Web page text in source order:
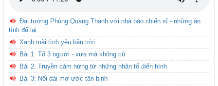
Đại tướng Phùng Quang Thanh với nhà báo chiến sĩ - những ân
tình để lại
Xanh mãi tình yêu bầu trời
Bài 1: Tổ 3 người - xưa mà không cũ
Bài 2: Truyền cảm hứng từ những nhân tố điển hình
Bài 3: Nối dài mơ ước tân binh